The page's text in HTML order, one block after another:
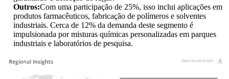
Outros:Com uma participação de 25%, isso inclui aplicações em
produtos farmacêuticos, fabricação de polímeros e solventes
industriais. Cerca de 12% da demanda deste segmento é
impulsionada por misturas químicas personalizadas em parques
industriais e laboratórios de pesquisa.